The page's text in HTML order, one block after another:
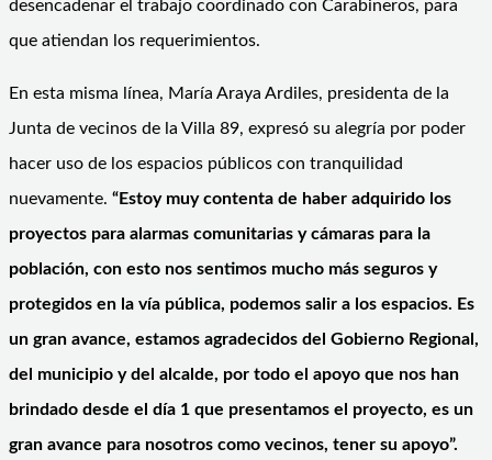
desencadenar el trabajo coordinado con Carabineros, para
que atiendan los requerimientos.
En esta misma línea, María Araya Ardiles, presidenta de la
Junta de vecinos de la Villa 89, expresó su alegría por poder
hacer uso de los espacios públicos con tranquilidad
nuevamente. “Estoy muy contenta de haber adquirido los
proyectos para alarmas comunitarias y cámaras para la
población, con esto nos sentimos mucho más seguros y
protegidos en la vía pública, podemos salir a los espacios. Es
un gran avance, estamos agradecidos del Gobierno Regional,
del municipio y del alcalde, por todo el apoyo que nos han
brindado desde el día 1 que presentamos el proyecto, es un
gran avance para nosotros como vecinos, tener su apoyo”.